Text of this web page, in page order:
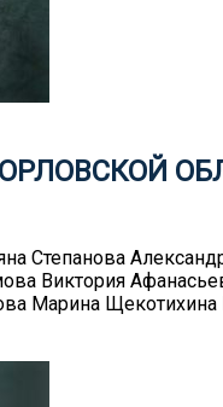
ОРЛОВСКОЙ
Степанова
Виктория
Марина